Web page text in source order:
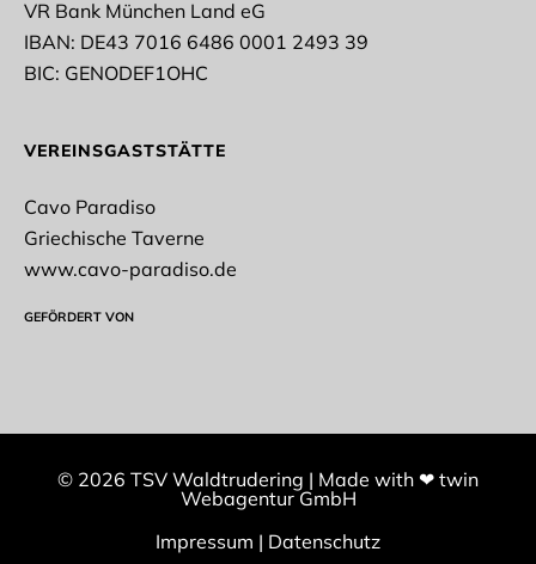
* Pflichtfelder
der datenschutzrechtlichen Einwilligungserklärung
zu.
Datenschutzerklärung
VR Bank München Land eG
IBAN: DE43 7016 6486 0001 2493 39
BIC: GENODEF1OHC
VEREINSGASTSTÄTTE
Cavo Paradiso
Griechische Taverne
www.cavo-paradiso.de
GEFÖRDERT VON
© 2026 TSV Waldtrudering | Made with ❤ twin
Webagentur GmbH
Impressum | Datenschutz